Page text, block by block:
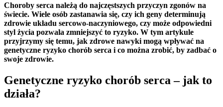
Choroby serca należą do najczęstszych przyczyn zgonów na
świecie. Wiele osób zastanawia się, czy ich geny determinują
zdrowie układu sercowo-naczyniowego, czy może odpowiedni
styl życia pozwala zmniejszyć to ryzyko. W tym artykule
przyjrzymy się temu, jak zdrowe nawyki mogą wpływać na
genetyczne ryzyko chorób serca i co można zrobić, by zadbać o
swoje zdrowie.
Genetyczne ryzyko chorób serca – jak to
działa?